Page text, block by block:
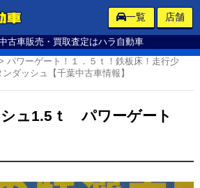
古車販売・買取査定はハラ自動車
一覧 店舗
パワーゲート！１．５ｔ！鉄板床！走行少
ダッシュ【千葉中古車情報】
ュ1.5ｔ パワーゲート